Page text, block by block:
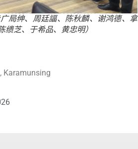
局绅、周廷諨、陈秋麟、谢鸿德、拿
芝、于希品、黄忠明）
Karamunsing